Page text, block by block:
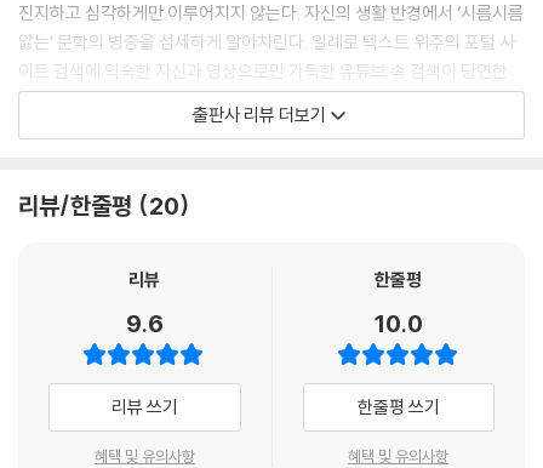
그 동네 사람들은 오래전부터 죽음과 더불어 살아왔고, 지금도 공존하고
있으며, 앞으로도 계속 함께 살 것이다. 그런 생각을 하니 여기 사람들이 한
국 사람들과는 좀 다르다는 생각도 든다. 그리고 생각 끝에 스스로에게 이
― 공동묘지를 산책하는 것도 좋은데, 아예 공동묘지가 있는 동네에서 살
--- p.60 「다분히 주관적인 공동묘지 산책 예찬론」 중에서
들에게 지루한 대학 생활의 일부가 되어버렸을지도 모르지만, 바로 그 메
일 한 통 덕분에 용기를 얻고 시작할 수 있었다는 사실은 변함이 없다. 한
통의 메일에 담겨 있던 시작을 돕는 마음, 그 마음이 없었다면 용기를 내지
못했을지도 모른다. 확신은 종종 내 안이 아닌, 나의 밖에서 생긴다. 우리는
그 확신을 응원, 격려, 칭찬이라고 바꿔 부르기도 한다.
--- p.92 「시작을 응원하는 마음」 중에서
진지하고 심각하게만 이루어지지 않는다. 자신의 생활 반경에서 ‘시름시름
앓는’ 문학의 병증을 섬세하게 알아차린다. 일례로 텍스트 위주의 포털 사
이트 검색에 익숙한 자신과 영상으로만 가득한 유튜브 속 검색이 당연한
딸을 비교하며, 저자는 어느덧 정보의 기능까지 빼앗긴 텍스트의 현실을
섬세하게 알아차리고 이에 관해 다방면으로 고민한다. 지금 이 시대에 텍
누군가에게 멸망한 왕국을 반추하는 회고록 혹은 어떤 신성한 세계를 굳건
유에 앞서 소설가에게 있어 문학의 재발견은 ‘생존 활동’에 다름 아니다. 밥
을 벌기 위한 모든 노동이 신성하다던 누군가의 말을 굳게 믿자면, 이 치열
한 사색이, 절박한 생존 활동이 사람들에게 보편적인 감동으로 와닿지 않
을 도리도 없는 것이다.
출판사 리뷰 더보기
리뷰/한줄평 20
리뷰
9.6
리뷰 쓰기
혜택 및 유의사항
한줄평
10.0
한줄평 쓰기
혜택 및 유의사항